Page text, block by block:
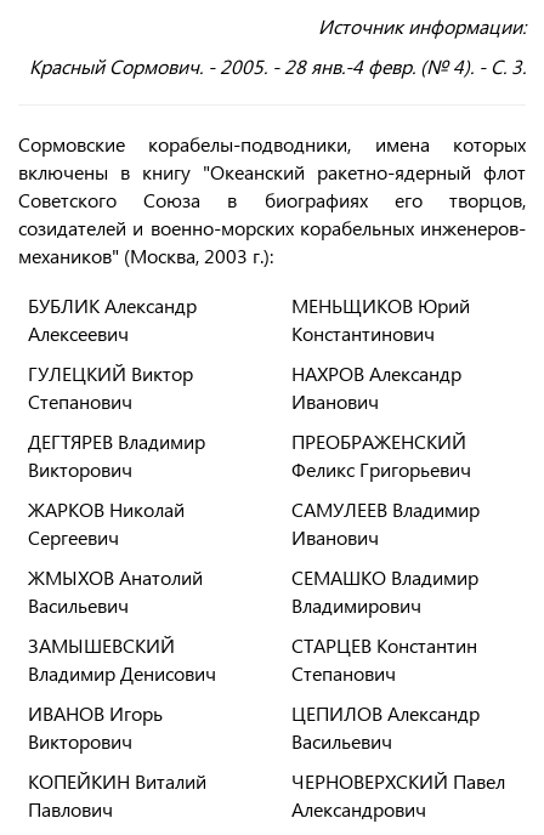
Источник информации:
Красный Сормович. - 2005. - 28 янв.-4 февр. (№ 4). - С. 3.
Сормовские корабелы-подводники, имена которых
включены в книгу "Океанский ракетно-ядерный флот
Советского Союза в биографиях его творцов,
созидателей и военно-морских корабельных инженеров-
механиков" (Москва, 2003 г.):
БУБЛИК Александр
Алексеевич
ГУЛЕЦКИЙ Виктор
Степанович
ДЕГТЯРЕВ Владимир
Викторович
ЖАРКОВ Николай
Сергеевич
ЖМЫХОВ Анатолий
Васильевич
ЗАМЫШЕВСКИЙ
Владимир Денисович
ИВАНОВ Игорь
Викторович
КОПЕЙКИН Виталий
Павлович
МЕНЬЩИКОВ Юрий
Константинович
НАХРОВ Александр
Иванович
ПРЕОБРАЖЕНСКИЙ
Феликс Григорьевич
САМУЛЕЕВ Владимир
Иванович
СЕМАШКО Владимир
Владимирович
СТАРЦЕВ Константин
Степанович
ЦЕПИЛОВ Александр
Васильевич
ЧЕРНОВЕРХСКИЙ Павел
Александрович